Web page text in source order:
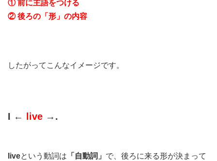
① 前に主語をつける
② 後ろの「形」の内容
したがってこんなイメージです。
I ← live →.
liveという動詞は 「自動詞」 で、後ろに来る形が決まって